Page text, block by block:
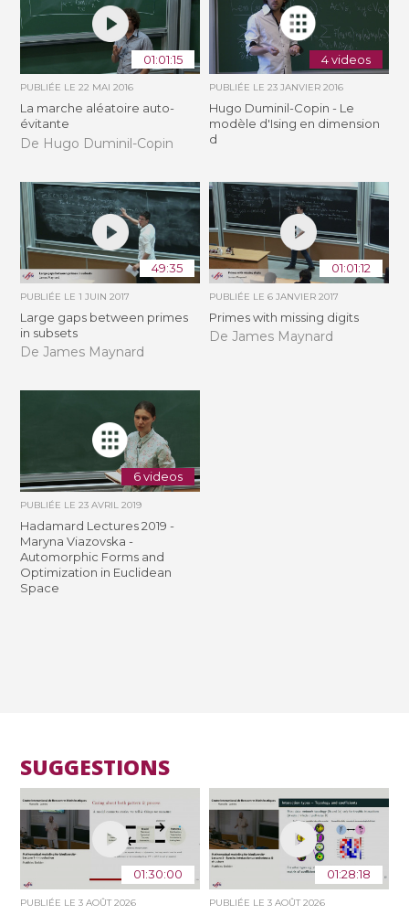
01:01:15
PUBLIÉE LE22 MAI 2016
La marche aléatoire auto-
évitante
De Hugo Duminil-Copin
4 videos
PUBLIÉE LE 23 JANVIER 2016
Hugo Duminil-Copin - Le
modèle d'Ising en dimension
d
49:35
PUBLIÉE LE1 JUIN 2017
Large gaps between primes
in subsets
De James Maynard
01:01:12
PUBLIÉE LE 6 JANVIER 2017
Primes with missing digits
De James Maynard
6 videos
PUBLIÉE LE23 AVRIL 2019
Hadamard Lectures 2019 -
Maryna Viazovska -
Automorphic Forms and
Optimization in Euclidean
Space
SUGGESTIONS
01:30:00
PUBLIÉE LE3 AOÛT 2026
01:28:18
PUBLIÉE LE 3 AOÛT 2026